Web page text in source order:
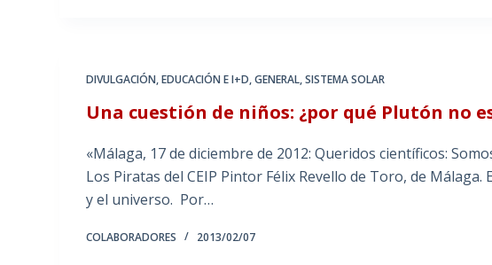
DIVULGACIÓN,EDUCACIÓN E I+D,GENERAL,SISTEMA SOLAR
Una cuestión de niños: ¿por qué Plutón no
«Málaga, 17 de diciembre de 2012: Queridos científicos:
Los Piratas del CEIP Pintor Félix Revello de Toro, de
y el universo. Por…
COLABORADORES 2013/02/07